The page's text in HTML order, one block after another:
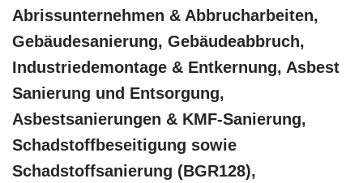
Abrissunternehmen & Abbrucharbeiten,
Gebäudesanierung, Gebäudeabbruch,
Industriedemontage & Entkernung, Asbest
Sanierung und Entsorgung,
Asbestsanierungen & KMF-Sanierung,
Schadstoffbeseitigung sowie
Schadstoffsanierung (BGR128),